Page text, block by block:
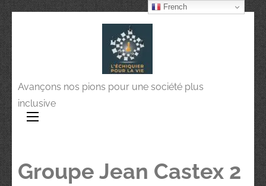
Avançons nos pions pour une société plus
inclusive
Groupe Jean Castex 2
French